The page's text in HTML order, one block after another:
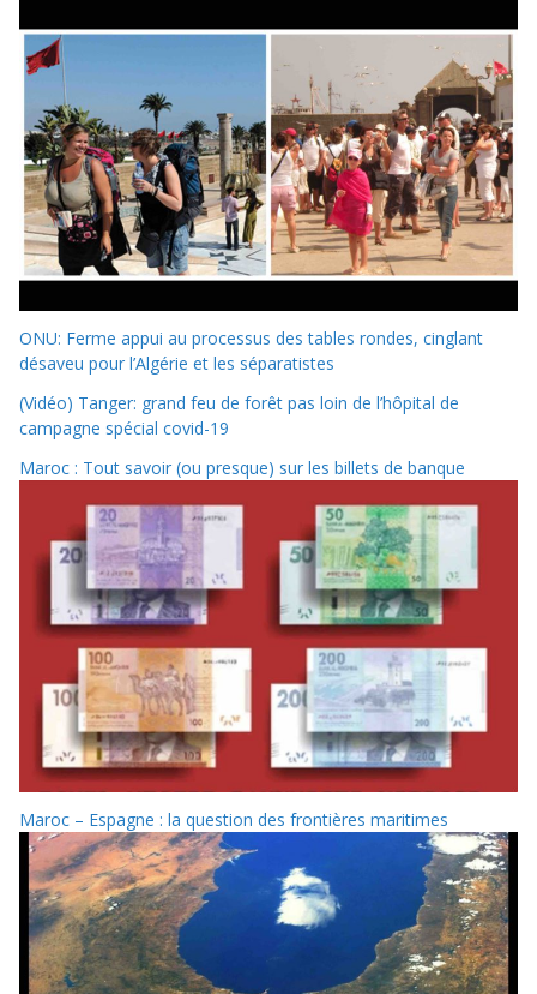
ONU: Ferme appui au processus des tables rondes, cinglant
désaveu pour l’Algérie et les séparatistes
(Vidéo) Tanger: grand feu de forêt pas loin de l’hôpital de
campagne spécial covid-19
Maroc : Tout savoir (ou presque) sur les billets de banque
Maroc – Espagne : la question des frontières maritimes